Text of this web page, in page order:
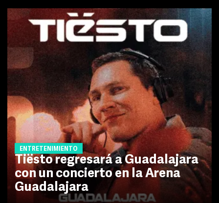
ENTRETENIMIENTO
Tiësto regresará a Guadalajara
con un concierto en la Arena
Guadalajara